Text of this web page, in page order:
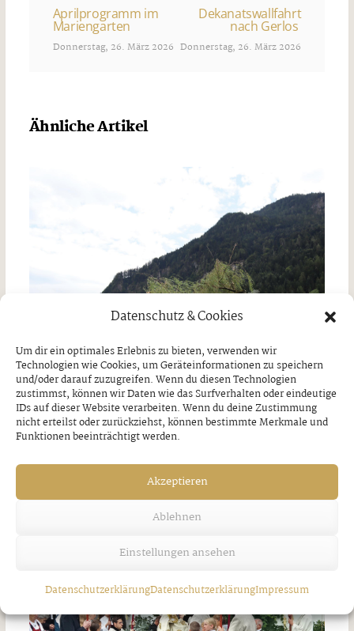
Datenschutz & Cookies
Um dir ein optimales Erlebnis zu bieten, verwenden wir
Technologien wie Cookies, um Geräteinformationen zu speichern
und/oder darauf zuzugreifen. Wenn du diesen Technologien
zustimmst, können wir Daten wie das Surfverhalten oder eindeutige
IDs auf dieser Website verarbeiten. Wenn du deine Zustimmung
nicht erteilst oder zurückziehst, können bestimmte Merkmale und
Funktionen beeinträchtigt werden.
Akzeptieren
Ablehnen
Einstellungen ansehen
DatenschutzerklärungDatenschutzerklärungImpressum
Aprilprogramm im
Mariengarten
Donnerstag, 26. März 2026
Dekanatswallfahrt
nach Gerlos
Donnerstag, 26. März 2026
Ähnliche Artikel
Unwetter über Strass